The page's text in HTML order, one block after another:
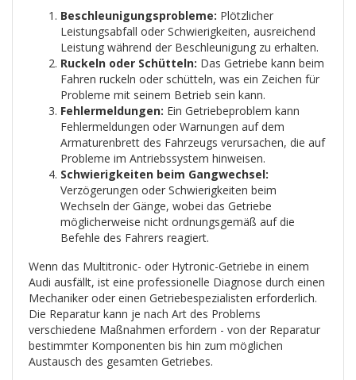
Beschleunigungsprobleme: Plötzlicher
Leistungsabfall oder Schwierigkeiten, ausreichend
Leistung während der Beschleunigung zu erhalten.
Ruckeln oder Schütteln: Das Getriebe kann beim
Fahren ruckeln oder schütteln, was ein Zeichen für
Probleme mit seinem Betrieb sein kann.
Fehlermeldungen: Ein Getriebeproblem kann
Fehlermeldungen oder Warnungen auf dem
Armaturenbrett des Fahrzeugs verursachen, die auf
Probleme im Antriebssystem hinweisen.
Schwierigkeiten beim Gangwechsel:
Verzögerungen oder Schwierigkeiten beim
Wechseln der Gänge, wobei das Getriebe
möglicherweise nicht ordnungsgemäß auf die
Befehle des Fahrers reagiert.
Wenn das Multitronic- oder Hytronic-Getriebe in einem
Audi ausfällt, ist eine professionelle Diagnose durch einen
Mechaniker oder einen Getriebespezialisten erforderlich.
Die Reparatur kann je nach Art des Problems
verschiedene Maßnahmen erfordern - von der Reparatur
bestimmter Komponenten bis hin zum möglichen
Austausch des gesamten Getriebes.